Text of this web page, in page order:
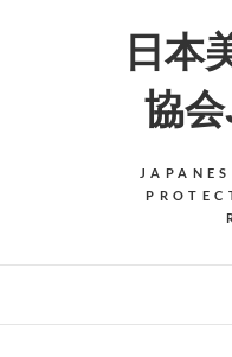
日本
協